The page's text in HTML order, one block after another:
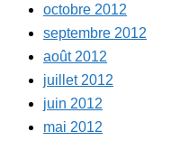
octobre 2012
septembre 2012
août 2012
juillet 2012
juin 2012
mai 2012